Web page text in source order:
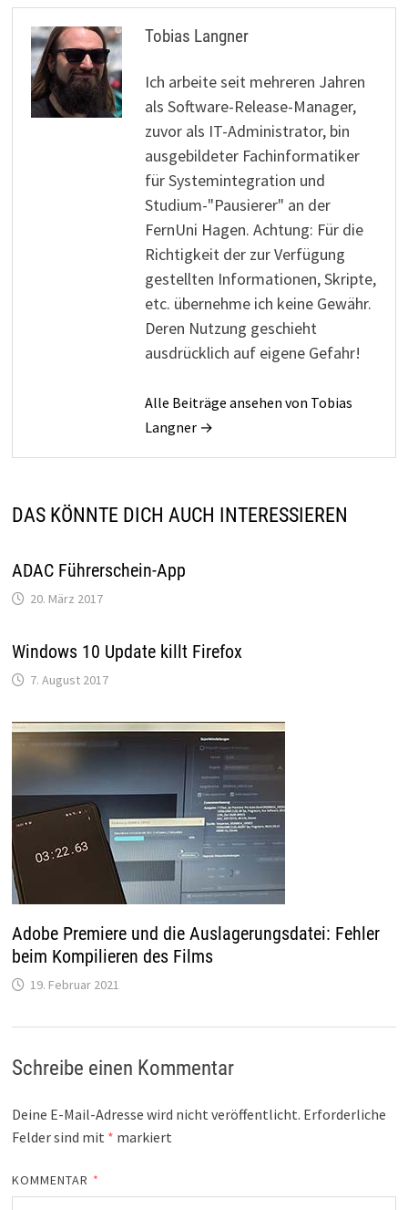
Tobias Langner
Ich arbeite seit mehreren Jahren
als Software-Release-Manager,
zuvor als IT-Administrator, bin
ausgebildeter Fachinformatiker
für Systemintegration und
Studium-"Pausierer" an der
FernUni Hagen. Achtung: Für die
Richtigkeit der zur Verfügung
gestellten Informationen, Skripte,
etc. übernehme ich keine Gewähr.
Deren Nutzung geschieht
ausdrücklich auf eigene Gefahr!
Alle Beiträge ansehen von Tobias
Langner →
DAS KÖNNTE DICH AUCH INTERESSIEREN
ADAC Führerschein-App
20. März 2017
Windows 10 Update killt Firefox
7. August 2017
Adobe Premiere und die Auslagerungsdatei: Fehler
beim Kompilieren des Films
19. Februar 2021
Schreibe einen Kommentar
Deine E-Mail-Adresse wird nicht veröffentlicht. Erforderliche
Felder sind mit * markiert
KOMMENTAR *